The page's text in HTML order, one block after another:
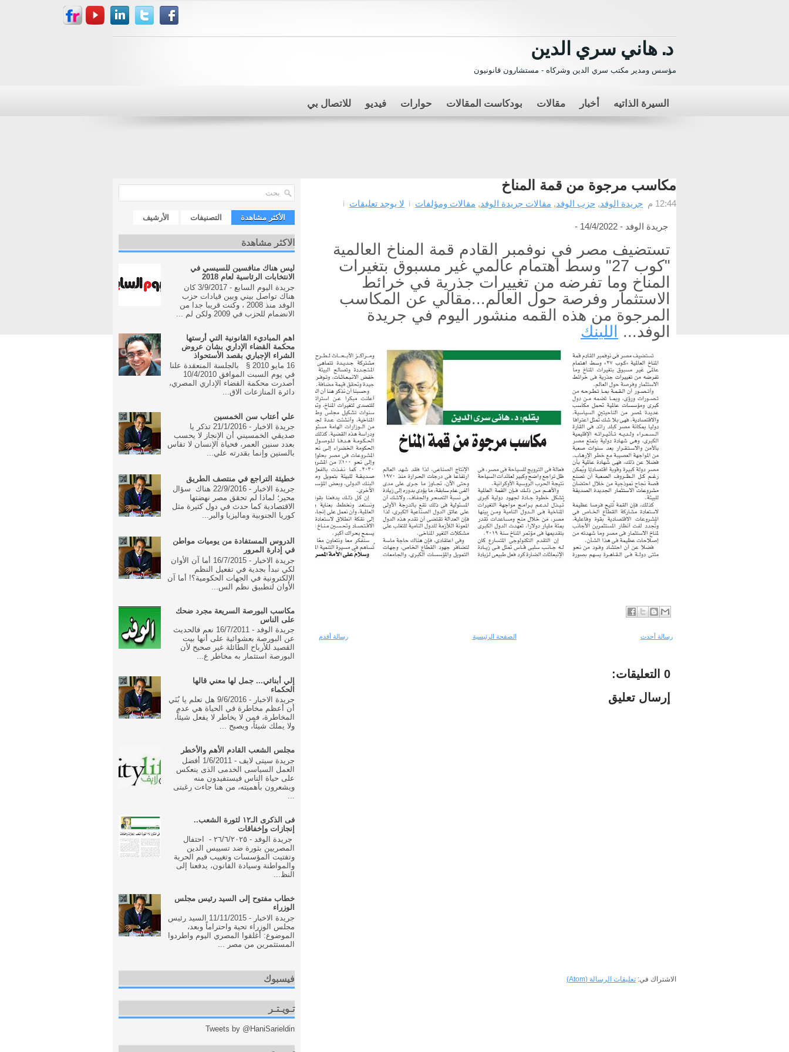
د. هاني سري الدين
مؤسس ومدير مكتب سري الدين وشركاه - مستشارون قانونيون
السيرة الذاتيه أخبار مقالات بودكاست المقالات حوارات فيديو للاتصال بي
مكاسب مرجوة من قمة المناخ
12:44 م جريدة الوفد, حزب الوفد, مقالات جريدة الوفد, مقالات ومؤلفات لا يوجد تعليقات
جريدة الوفد - 14/4/2022 -
تستضيف مصر في نوفمبر القادم قمة المناخ العالمية
"كوب 27" وسط اهتمام عالمي غير مسبوق بتغيرات
المناخ وما تفرضه من تغييرات جذرية في خرائط
الاستثمار وفرصة حول العالم...مقالي عن المكاسب
المرجوة من هذه القمه منشور اليوم في جريدة
الوفد...
اللينك
رسالة أحدث رسالة أقدم الصفحة الرئيسية
0 التعليقات:
إرسال تعليق
الاشتراك في: تعليقات الرسالة (Atom)
الأكثر مشاهدة التصنيفات الأرشيف
الاكثر مشاهدة
ليس هناك منافسين للسيسي في
الانتخابات الرئاسية لعام 2018
جريدة اليوم السابع - 3/9/2017 كان
هناك تواصل بيني وبين قيادات حزب
الوفد منذ 2008 ، وكنت قريبا جدا من
الانضمام للحزب في 2009 ولكن لم ...
اهم المباديء القانونية التي أرستها
محكمة القضاء الإداري بشان عروض
الشراء الإجباري بقصد الأستحواذ
16 مايو 2010 § بالجلسة المنعقدة علنا
في يوم السبت الموافق 10/4/2010
أصدرت محكمة القضاء الإداري المصري،
دائرة المنازعات الاق...
علي أعتاب سن الخمسين
جريدة الاخبار - 21/1/2016 تذكر يا
صديقي الخمسيني أن الإنجاز لا يحسب
بعدد سنين العمر، فحياة الإنسان لا تقاس
بالسنين وإنما بقدرته علي...
خطيئة التراجع في منتصف الطريق
جريدة الاخبار - 22/9/2016 هناك سؤال
محير؛ لماذا لم تحقق مصر نهضتها
الاقتصادية كما حدث في دول كثيرة مثل
كوريا الجنوبية وماليزيا والبر...
الدروس المستفادة من يوميات مواطن
في إدارة المرور
جريدة الاخبار - 16/7/2015 أما آن الأوان
لكي نبدأ بجدية في تفعيل النظم
الإلكترونية في الجهات الحكومية؟! أما آن
الأوان لتطبيق نظم الس...
مكاسب البورصة السريعة مجرد ضحك
على الناس
جريدة الوفد - 16/7/2011 نعم فالحديث
عن البورصة بعشوائية على أنها بيت
القصيد للأرباح الطائلة غير صحيح لأن
البورصة استثمار به مخاطر ع...
إلي أبنائي... جمل لها معني قالها
الحكماء
جريدة الاخبار - 9/6/2016 هل تعلم يا بُنَي
أن أعظم مخاطرة في الحياة هي عدم
المخاطرة، فمن لا يخاطر لا يفعل شيئاً،
ولا يملك شيئاً، ويصبح ...
مجلس الشعب القادم الأهم والأخطر
جريدة سيتى لايف - 1/6/2011 أفضل
العمل السياسى الخدمى الذى ينعكس
على حياة الناس فيستفيدون منه
ويشعرون بأهميته، من هنا جاءت رغبتى
فى الذكرى الـ١٢ لثورة الشعب..
إنجازات وإخفاقات
جريدة الوفد - ٢٦/٦/٢٠٢٥ - احتفال
المصريين بثورة ضد تسييس الدين
وتفتيت المؤسسات وتغييب قيم الحرية
والمواطنة وسيادة القانون، يدفعنا إلى
النظ...
خطاب مفتوح إلى السيد رئيس مجلس
الوزراء
جريدة الاخبار - 11/11/2015 السيد رئيس
مجلس الوزراء تحية واحتراماً وبعد،
الموضوع: أغلقوا المصري اليوم واطردوا
المستثمرين من مصر ...
فيسبوك
تـويـتـر
Tweets by @HaniSarieldin